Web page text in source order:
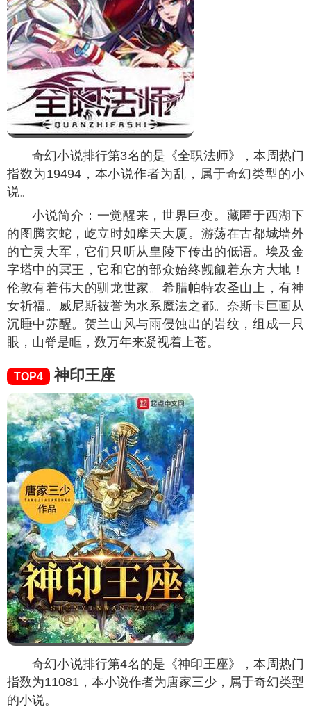
奇幻小说排行第3名的是《全职法师》，本周热门
指数为19494，本小说作者为乱，属于奇幻类型的小
说。
小说简介：一觉醒来，世界巨变。藏匿于西湖下
的图腾玄蛇，屹立时如摩天大厦。游荡在古都城墙外
的亡灵大军，它们只听从皇陵下传出的低语。埃及金
字塔中的冥王，它和它的部众始终觊觎着东方大地！
伦敦有着伟大的驯龙世家。希腊帕特农圣山上，有神
女祈福。威尼斯被誉为水系魔法之都。奈斯卡巨画从
沉睡中苏醒。贺兰山风与雨侵蚀出的岩纹，组成一只
眼，山脊是眶，数万年来凝视着上苍。
TOP4 神印王座
奇幻小说排行第4名的是《神印王座》，本周热门
指数为11081 ，本小说作者为唐家三少，属于奇幻类型
的小说。